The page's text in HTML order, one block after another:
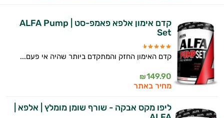
קדם אימון אלפא פאמפ-סט | ALFA Pump
Set
קדם האימון החזק והמתקדם ביותר שהיה אי פעם...
149.90
₪
מחיר באתר
ליפו מקס אבקה - שורף שומן מומלץ | אלפא |